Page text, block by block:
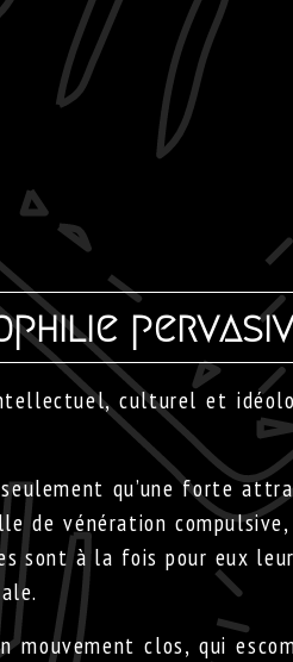
culturel et
qu’une forte
de vénération
sont à la fois pour eux
mouvement clos, qui